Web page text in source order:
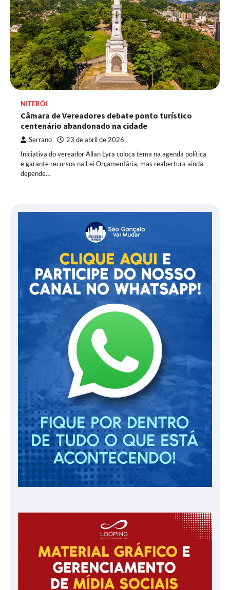
NITERÓI
Câmara de Vereadores debate ponto turístico
centenário abandonado na cidade
Serrano 23 de abril de 2026
Iniciativa do vereador Allan Lyra coloca tema na agenda política
e garante recursos na Lei Orçamentária, mas reabertura ainda
depende…